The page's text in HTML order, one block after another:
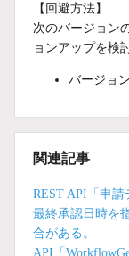
【回避方法】
次のバージョン
ョンアップを検
バージョ
関連記事
REST API「申請
最終承認日時を
合がある。
API「